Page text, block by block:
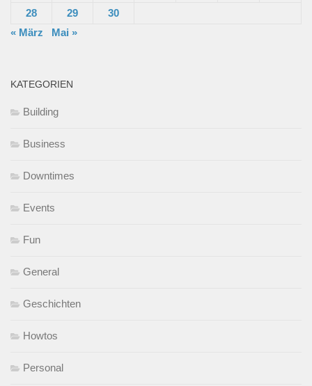
28
29
30
« März
Mai »
KATEGORIEN
Building
Business
Downtimes
Events
Fun
General
Geschichten
Howtos
Personal